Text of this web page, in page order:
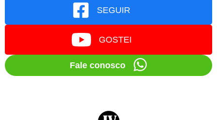
SEGUIR
GOSTEI
Fale conosco